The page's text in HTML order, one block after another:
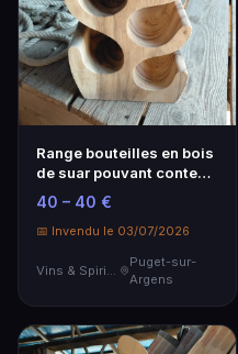
Range bouteilles en bois
de suar pouvant contenir
6 bouteilles 28x23x50
cm
40 – 40 €
📅 Invendu le 03/07/2026
Vins & Spiritueux
Puget-sur-
Argens